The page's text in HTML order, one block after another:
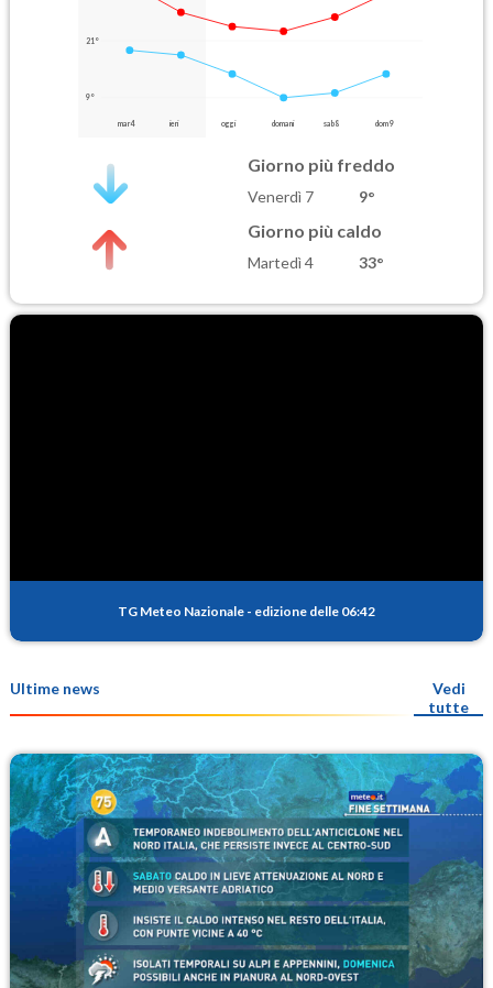
21°
9°
mar 4 ieri oggi domani sab 8 dom 9
Giorno più freddo
Venerdì 7 9°
Giorno più caldo
Martedì 4 33°
TG Meteo Nazionale - edizione delle 06:42
Ultime news
Vedi
tutte